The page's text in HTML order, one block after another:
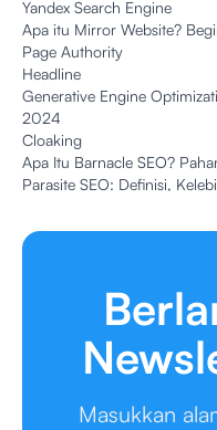
Yandex Search Engine
Apa itu Mirror Website?
Page Authority
Headline
Generative Engine
2024
Cloaking
Apa Itu Barnacle SEO?
Parasite SEO: Definisi,
Masukkan